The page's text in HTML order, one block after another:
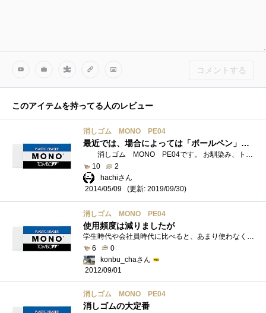
コメントする
このアイテムを持ってる人のレビュー
消しゴム MONO PE04
最近では、場合によっては「ボールペン」なんかの文字も消せます
消しゴム MONO PE04です。 お馴染み、トンボ鉛筆の販売するMONO消しゴム（モノけしゴム）です。 この製品は、ロングセラー商品・定番商品�...
10
2
hachiさん
2014/05/09
(更新: 2019/09/30)
消しゴム MONO PE04
使用頻度は減りましたが
学生時代や会社員時代に比べると、あまり使わなくなりましたね。でも机の中と鞄の中に常備しています。
6
0
konbu_chaさん
2012/09/01
消しゴム MONO PE04
消しゴムの大定番